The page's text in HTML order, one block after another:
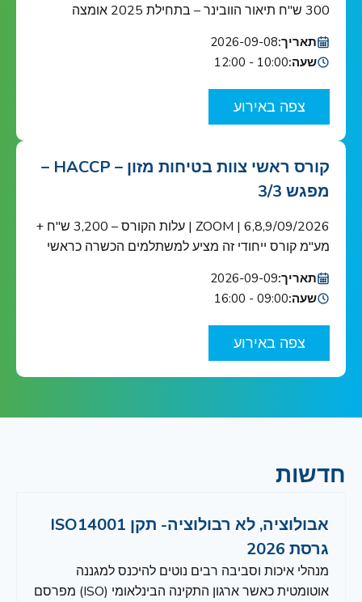
300 ש"ח תיאור הוובינר – בתחילת 2025 אומצה
לאירופה טוב לישראל" ובעקבותיה נפתח חלון הזדמנויות
ליצרנים, יבואנים ומשווקים של תוספי תזונה בסימון
מוצריהם. האפשרות לשימוש בקליימים תזונתיים
ובריאותיים מעסיקה רבות את התעשייה וטומנת בחובה
תאריך:2026-09-08
שעה:10:00 - 12:00
צפה באירוע
קורס ראשי צוות בטיחות מזון – HACCP –
מפגש 3/3
6,8,9/09/2026 | ZOOM | עלות הקורס – 3,200 ש"ח +
מע"מ קורס ייחודי זה מציע למשתלמים הכשרה כראשי
22000 הקורס מוכר ע"י האיגוד הישראלי לאיכות הקורס
מיועד לאנשי מפתח בתחום בטיחות המזון בארגונים
העוסקים בשרשרת אספקת המזון: מגדלי תוצרת
חקלאית, בתי אריזה, מפעלי עיבוד וייצור מזון ומשקאות,
תאריך:2026-09-09
שעה:09:00 - 16:00
צפה באירוע
חדשות
אבולוציה, לא רבולוציה- תקן ISO14001
גרסת 2026
מנהלי איכות וסביבה רבים נוטים להיכנס למגננה
אוטומטית כאשר ארגון התקינה הבינלאומי (ISO) מפרסם